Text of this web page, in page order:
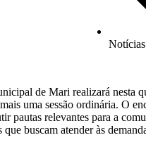
Notícias
de Mari realizará nesta
uma sessão ordinária. O
pautas relevantes para a
que buscam atender às